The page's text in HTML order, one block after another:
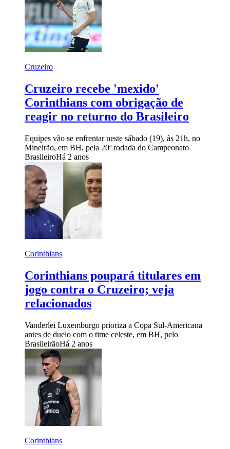
Cruzeiro
Cruzeiro recebe 'mexido'
Corinthians com obrigação de
reagir no returno do Brasileiro
Equipes vão se enfrentar neste sábado (19), às 21h, no
Mineirão, em BH, pela 20ª rodada do Campeonato
BrasileiroHá 2 anos
Corinthians
Corinthians poupará titulares em
jogo contra o Cruzeiro; veja
relacionados
Vanderlei Luxemburgo prioriza a Copa Sul-Americana
antes de duelo com o time celeste, em BH, pelo
BrasileirãoHá 2 anos
Corinthians